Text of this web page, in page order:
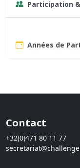
Participation
Années de
Contact
+32(0)471 80 11 77